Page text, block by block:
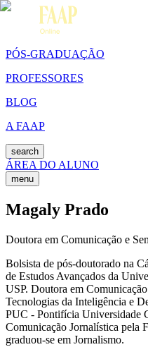
PÓS-GRADUAÇÃO
PROFESSORES
BLOG
A FAAP
search
ÁREA DO ALUNO
menu
Magaly Prado
Doutora em Comunicação e
Bolsista de pós-doutorado na
de Estudos Avançados da
USP. Doutora em
Tecnologias da Inteligência e
PUC - Pontifícia Universidade
Comunicação Jornalística pela
graduou-se em Jornalismo.